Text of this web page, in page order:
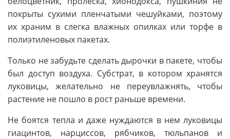
покрыты сухими пленчатыми чешуйками, поэтому
их храним в слегка влажных опилках или торфе в
полиэтиленовых пакетах.
Только не забудьте сделать дырочки в пакете, чтобы
был доступ воздуха. Субстрат, в котором хранятся
луковицы, желательно не переувлажнять, чтобы
растение не пошло в рост раньше времени.
Не боятся тепла и даже нуждаются в нем луковицы
гиацинтов, нарциссов, рябчиков, тюльпанов и